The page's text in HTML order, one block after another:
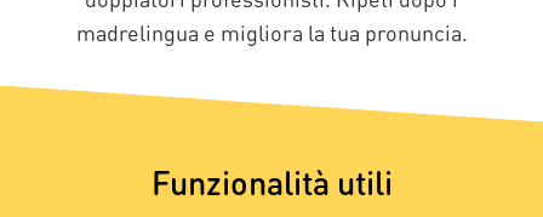
madrelingua e migliora la tua pronuncia.
Funzionalità utili